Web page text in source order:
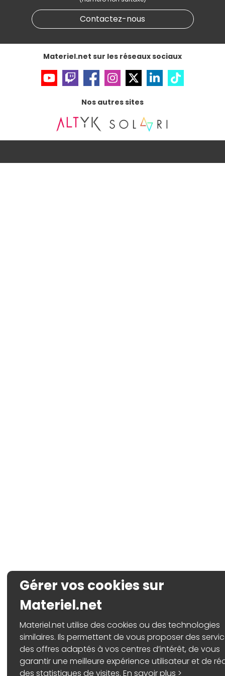
Gérer vos cookies
Accessibilité : non conformeContactez-nous
Materiel.net sur les réseaux sociaux
Nos autres sites
Gérer vos cookies sur
Materiel.net
Materiel.net utilise des cookies ou des technologies
similaires. Ils permettent de vous proposer des
des offres adaptés à vos centres d’intérêt, de vous
garantir une meilleure expérience utilisateur et de
des statistiques de visites. En savoir plus >